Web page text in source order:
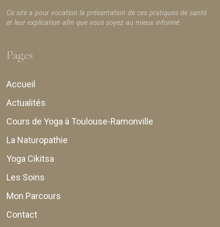
Ce site a pour vocation la présentation de ces pratiques de santé
et leur explication afin que vous soyez au mieux informé.
Pages
Accueil
Actualités
Cours de Yoga à Toulouse-Ramonville
La Naturopathie
Yoga Cikitsa
Les Soins
Mon Parcours
Contact